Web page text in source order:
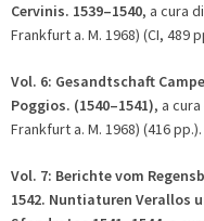
Cervinis. 1539–1540, a cura
Frankfurt a. M. 1968) (CI, 489
Vol. 6: Gesandtschaft
Poggios. (1540–1541), a
Frankfurt a. M. 1968) (416 pp.).
Vol. 7: Berichte vom
1542. Nuntiaturen Verallos